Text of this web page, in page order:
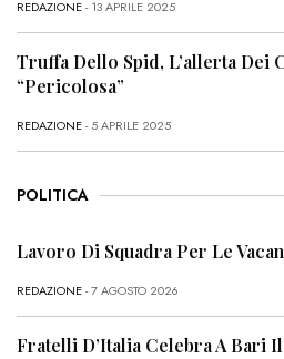
REDAZIONE- 13 APRILE 2025
Truffa Dello Spid, L’allerta Dei
“Pericolosa”
REDAZIONE- 5 APRILE 2025
POLITICA
Lavoro Di Squadra Per Le
REDAZIONE- 7 AGOSTO 2026
Fratelli D’Italia Celebra A Bari